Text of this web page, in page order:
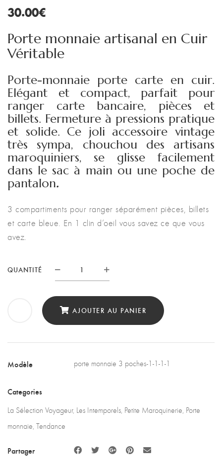
30.00€
Porte monnaie artisanal en Cuir
Véritable
Porte-monnaie porte carte en cuir.
Elégant et compact, parfait pour
ranger carte bancaire, pièces et
billets. Fermeture à pressions pratique
et solide. Ce joli accessoire vintage
très sympa, chouchou des artisans
maroquiniers, se glisse facilement
dans le sac à main ou une poche de
pantalon.
3 compartiments pour ranger séparément pièces, billets
et carte bleue. En 1 clin d’oeil vous savez ce que vous
avez.
QUANTITÉ
Porte
AJOUTER AU PANIER
Modèle porte monnaie 3 poches-1-1-1-1
Categories
La Sélection Voyageur, Les Intemporels Petite Maroquinerie Porte
monnaie Tendance
Partager